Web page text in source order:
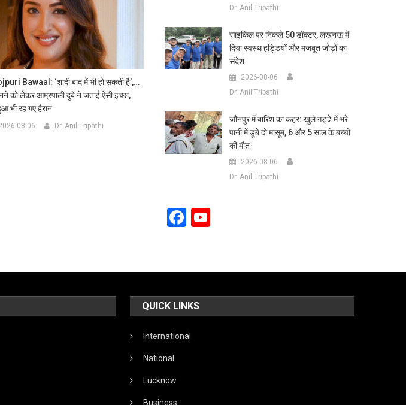
Bawaal: ‘शादी बाद में भी हो सकती है’,…
को लेकर आम्रपाली दुबे ने जताई ऐसी इच्छा,
भी रह गए हैरान
08-06 Dr. Anil Tripathi
Dr. Anil Tripathi
साइकिल पर निकले 50 डॉक्टर, लखनऊ में
दिया स्वस्थ हड्डियों और मजबूत जोड़ों का
संदेश
2026-08-06
Dr. Anil Tripathi
जौनपुर में बारिश का कहर: खुले गड्ढे में भरे
पानी में डूबे दो मासूम, 6 और 5 साल के बच्चों
की मौत
2026-08-06
Dr. Anil Tripathi
Facebook
QUICK LINKS
International
National
Lucknow
Business